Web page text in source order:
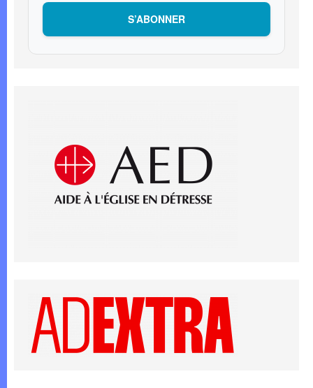
S’ABONNER